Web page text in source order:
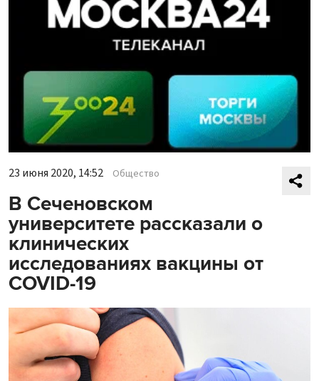
23 июня 2020, 14:52 Общество
В Сеченовском
университете рассказали о
клинических
исследованиях вакцины от
COVID-19